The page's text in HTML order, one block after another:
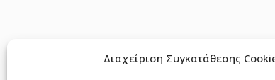
Διαχείριση Συγκατάθεσης